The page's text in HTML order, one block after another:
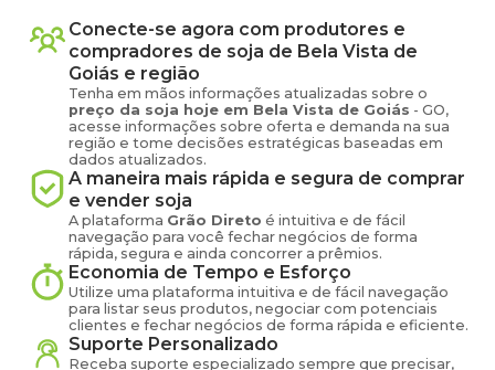
Conecte-se agora com produtores e
compradores de soja de Bela Vista de
Goiás e região
Tenha em mãos informações atualizadas sobre o
preço da soja hoje em Bela Vista de Goiás - GO,
acesse informações sobre oferta e demanda na sua
região e tome decisões estratégicas baseadas em
dados atualizados.
A maneira mais rápida e segura de comprar
e vender soja
A plataforma Grão Direto é intuitiva e de fácil
navegação para você fechar negócios de forma
rápida, segura e ainda concorrer a prêmios.
Economia de Tempo e Esforço
Utilize uma plataforma intuitiva e de fácil navegação
para listar seus produtos, negociar com potenciais
clientes e fechar negócios de forma rápida e eficiente.
Suporte Personalizado
Receba suporte especializado sempre que precisar,